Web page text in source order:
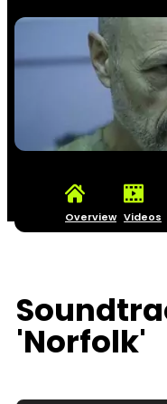
Overview Videos
'Norfolk'